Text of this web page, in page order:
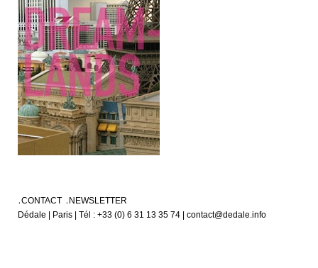
CONTACT
NEWSLETTER
Dédale | Paris | Tél : +33 (0) 6 31 13 35 74 | contact@dedale.info